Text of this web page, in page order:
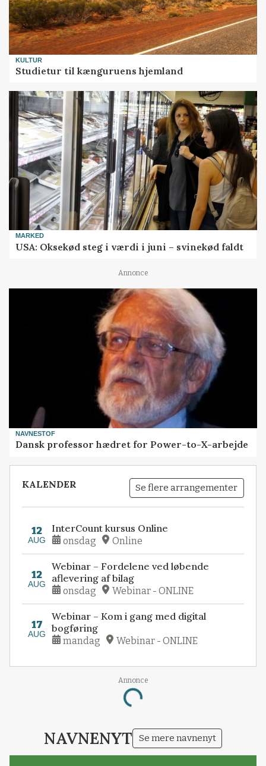
KULTUR
Studietur til kænguruens hjemland
MARKED
USA: Oksekød steg i værdi i juni – svinekød faldt
Annonce
NAVNESTOF
Dansk professor hædret for Power-to-X-arbejde
KALENDER Se flere arrangementer
12
AUG
InterCount kursus Online
onsdag Online
12
AUG
Webinar – Fordelene ved løbende
aflevering af bilag
onsdag Webinar - ONLINE
17
AUG
Webinar – Kom i gang med digital
bogføring
mandag Webinar - ONLINE
Annonce
Loading...
NAVNENYT Se mere navnenyt